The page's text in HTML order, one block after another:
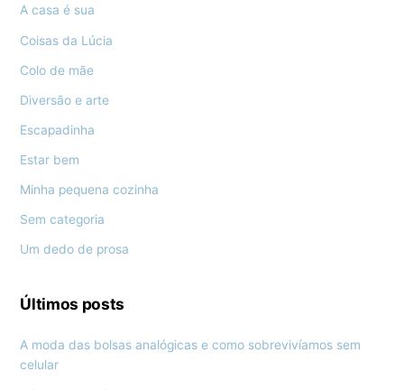
A casa é sua
Coisas da Lúcia
Colo de mãe
Diversão e arte
Escapadinha
Estar bem
Minha pequena cozinha
Sem categoria
Um dedo de prosa
Últimos posts
A moda das bolsas analógicas e como sobrevivíamos sem
celular